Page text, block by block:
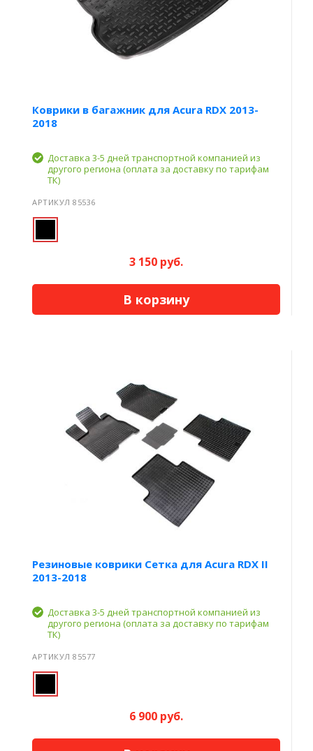
Коврики в багажник для Acura RDX 2013-
2018
Доставка 3-5 дней транспортной компанией из
другого региона (оплата за доставку по тарифам
ТК)
АРТИКУЛ 85536
3 150 руб.
В корзину
Резиновые коврики Сетка для Acura RDX II
2013-2018
Доставка 3-5 дней транспортной компанией из
другого региона (оплата за доставку по тарифам
ТК)
АРТИКУЛ 85577
6 900 руб.